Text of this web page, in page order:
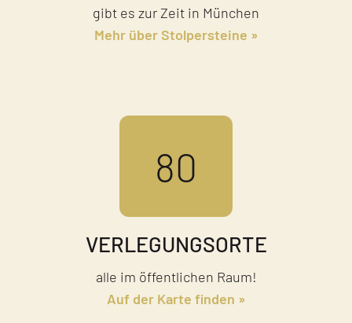
gibt es zur Zeit in München
Mehr über Stolpersteine
80
VERLEGUNGS­ORTE
alle im öffentlichen Raum!
Auf der Karte finden